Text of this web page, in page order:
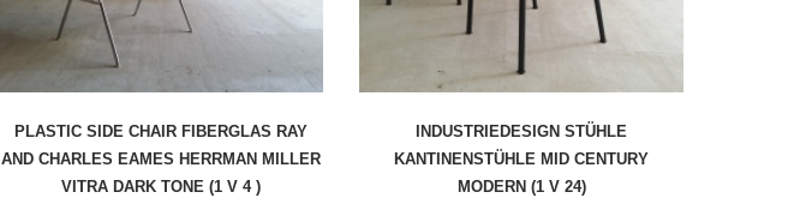
PLASTIC SIDE CHAIR FIBERGLAS RAY
AND CHARLES EAMES HERRMAN MILLER
VITRA DARK TONE (1 V 4 )
INDUSTRIEDESIGN STÜHLE
KANTINENSTÜHLE MID CENTURY
MODERN (1 V 24)